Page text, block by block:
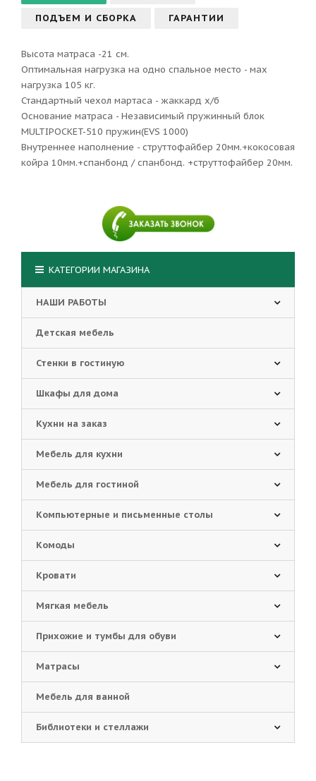
ПОДЪЕМ И СБОРКА ГАРАНТИИ
Высота матраса -21 см.
Оптимальная нагрузка на одно спальное место - мах
нагрузка 105 кг.
Стандартный чехол мартаса - жаккард х/б
Основание матраса - Независимый пружинный блок
MULTIPOCKET-510 пружин(EVS 1000)
Внутреннее наполнение - струттофайбер 20мм.+кокосовая
койра 10мм.+спанбонд / спанбонд. +струттофайбер 20мм.
КАТЕГОРИИ МАГАЗИНА
НАШИ РАБОТЫ
Детская мебель
Стенки в гостиную
Шкафы для дома
Кухни на заказ
Мебель для кухни
Мебель для гостиной
Компьютерные и письменные столы
Комоды
Кровати
Мягкая мебель
Прихожие и тумбы для обуви
Матрасы
Мебель для ванной
Библиотеки и стеллажи